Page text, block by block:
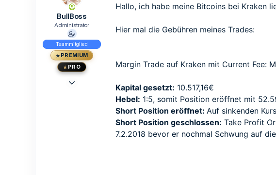
BullBoss
Administrator
Teammitglied
PREMIUM
PRO
Hallo, ich habe meine Bitcoins bei Kraken
Hier mal die Gebühren meines Trades:
Margin Trade auf Kraken mit Current Fee:
Kapital gesetzt: 10.517,16€
Hebel: 1:5, somit Position eröffnet mit
Short Position eröffnet: Auf sinkenden
Short Position geschlossen: Take Profit
7.2.2018 bevor er nochmal Schwung auf